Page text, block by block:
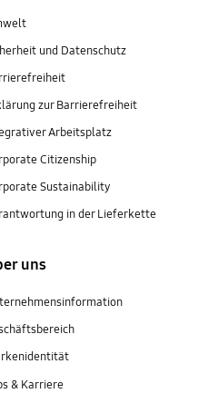
und Datenschutz
zur Barrierefreiheit
Arbeitsplatz
Citizenship
Sustainability
in der Lieferkette
uns
& Karriere